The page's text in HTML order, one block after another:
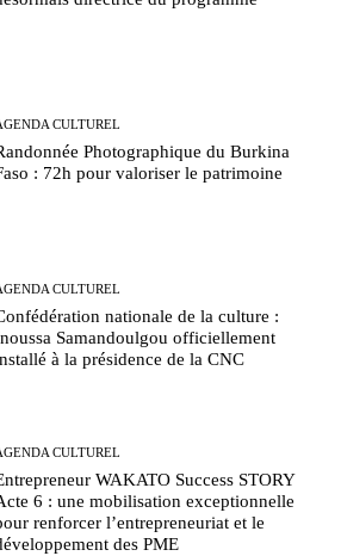
CULTUREL
Photographique du Burkina
: 72h pour valoriser le patrimoine
CULTUREL
nationale de la culture :
Samandoulgou officiellement
à la présidence de la CNC
CULTUREL
WAKATO Success STORY
6 : une mobilisation exceptionnelle
renforcer l’entrepreneuriat et le
des PME